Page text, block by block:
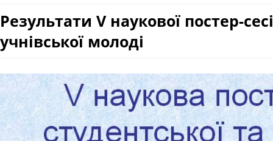
Результати V наукової постер-
учнівської молоді